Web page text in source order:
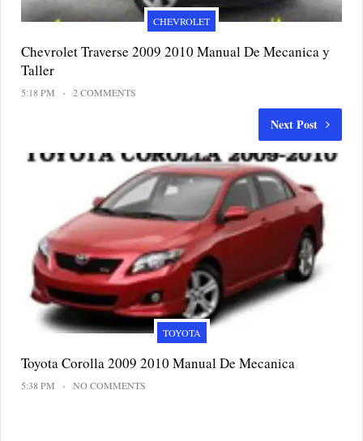
CHEVROLET
Chevrolet Traverse 2009 2010 Manual De Mecanica y
Taller
5:18 PM 2 COMMENTS
Next Post
TOYOTA
Toyota Corolla 2009 2010 Manual De Mecanica
5:38 PM NO COMMENTS